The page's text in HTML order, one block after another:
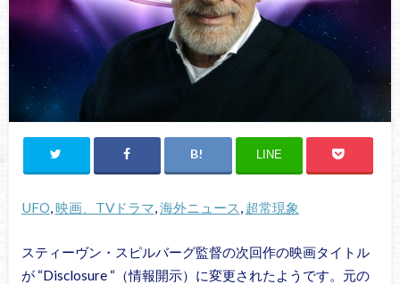
LINE
UFO, 映画、TVドラマ, 海外ニュース, 超常現象
スティーヴン・スピルバーグ監督の次回作の映画タイトル
が “Disclosure “（情報開示）に変更されたようです。元の